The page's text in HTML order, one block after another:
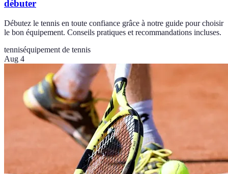
débuter
Débutez le tennis en toute confiance grâce à notre guide pour choisir
le bon équipement. Conseils pratiques et recommandations incluses.
tenniséquipement de tennis
Aug 4